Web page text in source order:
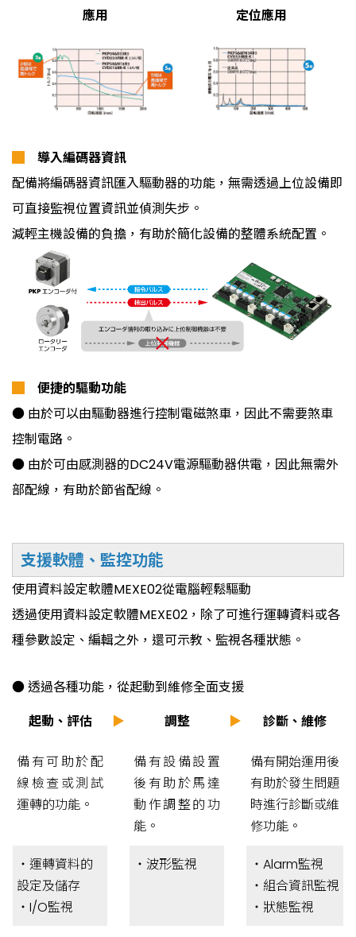
應用
定位應用
導入編碼器資訊
配備將編碼器資訊匯入驅動器的功能，無需透過上位設備即
可直接監視位置資訊並偵測失步。
減輕主機設備的負擔，有助於簡化設備的整體系統配置。
便捷的驅動功能
● 由於可以由驅動器進行控制電磁煞車，因此不需要煞車
控制電路。
● 由於可由感測器的DC24V電源驅動器供電，因此無需外
部配線，有助於節省配線。
支援軟體、監控功能
使用資料設定軟體MEXE02從電腦輕鬆驅動
透過使用資料設定軟體MEXE02，除了可進行運轉資料或各
種參數設定、編輯之外，還可示教、監視各種狀態。
● 透過各種功能，從起動到維修全面支援
起動、評估
▶ 調整 ▶ 診斷、維修
備有可助於配
線檢查或測試
運轉的功能。
備有設備設置
後有助於馬達
動作調整的功
能。
備有開始運用後
有助於發生問題
時進行診斷或維
修功能。
・運轉資料的
設定及儲存
・I/O監視
・波形監視
・Alarm監視
・組合資訊監視
・狀態監視